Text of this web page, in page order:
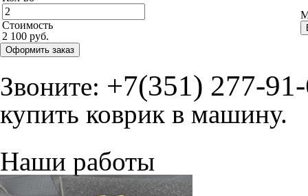
© ателье «Автоковрики